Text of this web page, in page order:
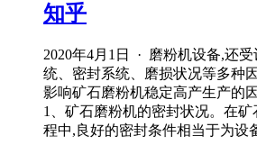
知乎
2020年4月1日 · 磨粉机设备,还
统、密封系统、磨损状况等多种
影响矿石磨粉机稳定高产生产的
1、矿石磨粉机的密封状况。在
程中,良好的密封条件相当于为设